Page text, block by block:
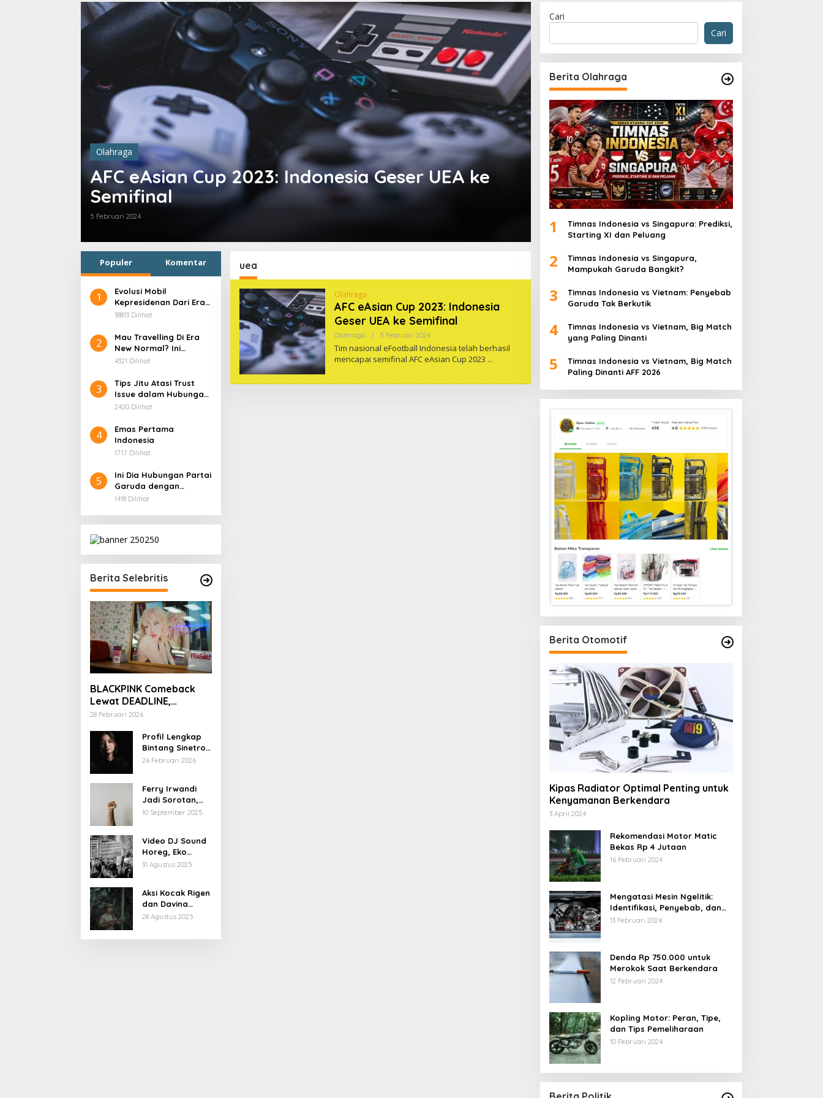
Olahraga
AFC eAsian Cup 2023: Indonesia Geser UEA ke
Semifinal
5 Februari 2024
Populer Komentar
1
Evolusi Mobil
Kepresidenan Dari Era
Soekarno
38813 Dilihat
2
Mau Travelling Di Era
New Normal? Ini
Beberapa Hal Yang
Persiapkan!
4321 Dilihat
3
Tips Jitu Atasi Trust
Issue dalam Hubungan,
Dijamin Ampuh!
2420 Dilihat
4
Emas Pertama
Indonesia
1717 Dilihat
5
Ini Dia Hubungan Partai
Garuda dengan
Gerindra
1418 Dilihat
Berita Selebritis
BLACKPINK Comeback
Lewat DEADLINE,
YouTube Tembus 100
28 Februari 2026
Profil Lengkap
Bintang Sinetron
Mencintai Ipar
26 Februari 2026
Ferry Irwandi
Jadi Sorotan,
Begini Latar
10 September 2025
Video DJ Sound
Horeg, Eko
Patrio Buka
31 Agustus 2025
Aksi Kocak Rigen
dan Davina
Karamoy di Film
28 Agustus 2025
uea
Olahraga
AFC eAsian Cup 2023: Indonesia
Geser UEA ke Semifinal
Olahraga | 5 Februari 2024Oleh
Tim nasional eFootball Indonesia telah berhasil
mencapai semifinal AFC eAsian Cup 2023
Cari
Cari
Berita Olahraga
1
Timnas Indonesia vs Singapura: Prediksi,
Starting XI dan Peluang
2
Timnas Indonesia vs Singapura,
Mampukah Garuda Bangkit?
3
Timnas Indonesia vs Vietnam: Penyebab
Garuda Tak Berkutik
4
Timnas Indonesia vs Vietnam, Big Match
yang Paling Dinanti
5
Timnas Indonesia vs Vietnam, Big Match
Paling Dinanti AFF 2026
Berita Otomotif
Kipas Radiator Optimal Penting untuk
Kenyamanan Berkendara
3 April 2024
Rekomendasi Motor Matic
Bekas Rp 4 Jutaan
16 Februari 2024
Mengatasi Mesin Ngelitik:
Identifikasi, Penyebab, dan
Solusi
13 Februari 2024
Denda Rp 750.000 untuk
Merokok Saat Berkendara
12 Februari 2024
Kopling Motor: Peran, Tipe,
dan Tips Pemeliharaan
10 Februari 2024